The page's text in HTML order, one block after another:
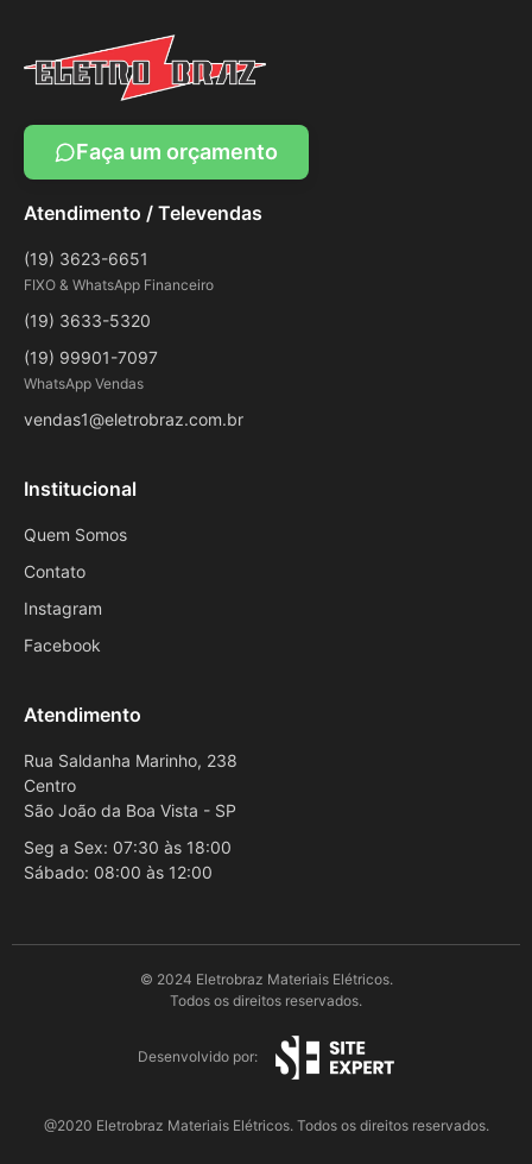
Faça um orçamento
Atendimento / Televendas
(19) 3623-6651
FIXO & WhatsApp Financeiro
(19) 3633-5320
(19) 99901-7097
WhatsApp Vendas
vendas1@eletrobraz.com.br
Institucional
Quem Somos
Contato
Instagram
Facebook
Atendimento
Rua Saldanha Marinho, 238
Centro
São João da Boa Vista - SP
Seg a Sex: 07:30 às 18:00
Sábado: 08:00 às 12:00
© 2024 Eletrobraz Materiais Elétricos.
Todos os direitos reservados.
Desenvolvido por:
@2020 Eletrobraz Materiais Elétricos. Todos os direitos reservados.